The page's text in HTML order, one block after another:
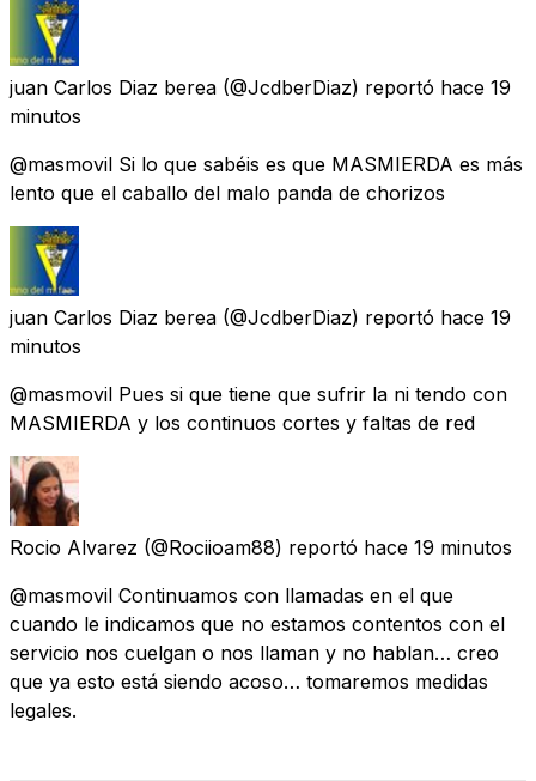
juan Carlos Diaz berea (@JcdberDiaz) reportó hace 19
minutos
@masmovil Si lo que sabéis es que MASMIERDA es más
lento que el caballo del malo panda de chorizos
juan Carlos Diaz berea (@JcdberDiaz) reportó hace 19
minutos
@masmovil Pues si que tiene que sufrir la ni tendo con
MASMIERDA y los continuos cortes y faltas de red
Rocio Alvarez (@Rociioam88) reportó hace 19 minutos
@masmovil Continuamos con llamadas en el que
cuando le indicamos que no estamos contentos con el
servicio nos cuelgan o nos llaman y no hablan… creo
que ya esto está siendo acoso… tomaremos medidas
legales.